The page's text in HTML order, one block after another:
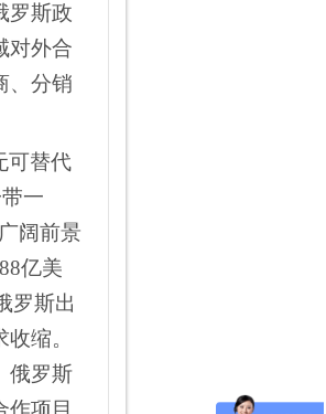
罗斯政
对外合
、分销
可替代
一
阔前景
亿美
罗斯出
缩。
俄罗斯
作项目